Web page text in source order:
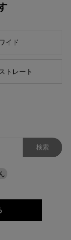
ックシルエット
ープできるので、
ワイド
ストレート